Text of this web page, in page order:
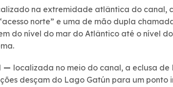
na extremidade atlântica do canal,
norte” e uma de mão dupla
do nível do mar do Atlântico até o nível
— localizada no meio do canal, a eclusa de
desçam do Lago Gatún para um ponto